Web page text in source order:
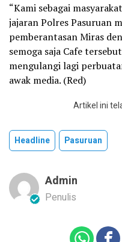
“Kami sebagai
jajaran Polres Pasuruan
pemberantasan Miras
semoga saja Cafe
mengulangi lagi
awak media. (Red)
Artikel ini
Headline Pasuruan
Admin
Penulis